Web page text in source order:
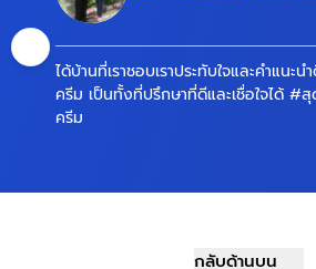
ได้บ้านที่เราชอบเราประทับใจและคำแนะ
ครีม เป็นทั้งที่ปรึกษาที่ดีและเชื่อใจได้ #
ครีม
กลับด้านบน